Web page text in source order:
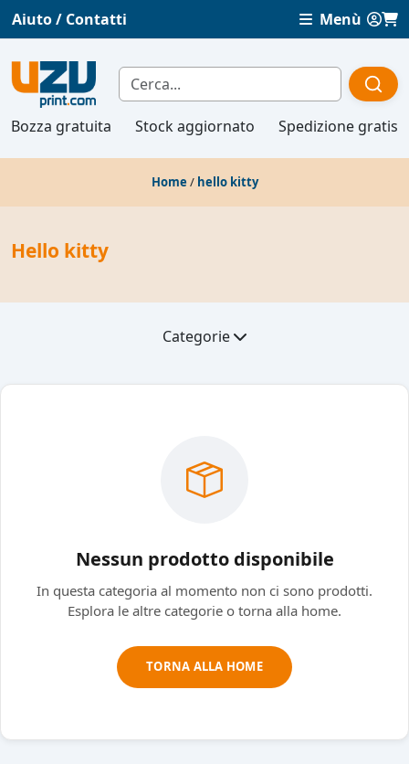
Aiuto / Contatti Menù
Bozza gratuita Stock aggiornato Spedizione gratis
Home / hello kitty
Hello kitty
Categorie
Nessun prodotto disponibile
In questa categoria al momento non ci sono prodotti.
Esplora le altre categorie o torna alla home.
TORNA ALLA HOME